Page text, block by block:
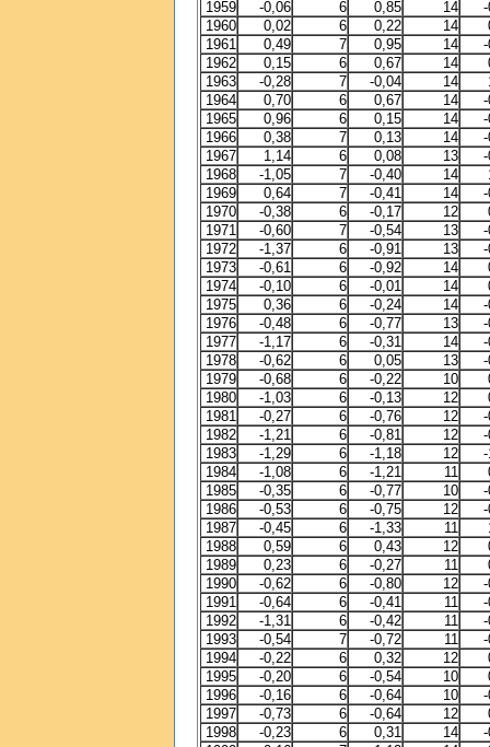
1959
-0,06 6 0,85 14
1960
0,02 6 0,22 14
1961
0,49 7 0,95 14
1962
0,15 6 0,67 14
1963
-0,28 7 -0,04 14
1964
0,70 6 0,67 14
1965
0,96 6 0,15 14
1966
0,38 7 0,13 14
1967
1,14 6 0,08 13
1968
-1,05 7 -0,40 14
1969
0,64 7 -0,41 14
1970
-0,38 6 -0,17 12
1971
-0,60 7 -0,54 13
1972
-1,37 6 -0,91 13
1973
-0,61 6 -0,92 14
1974
-0,10 6 -0,01 14
1975
0,36 6 -0,24 14
1976
-0,48 6 -0,77 13
1977
-1,17 6 -0,31 14
1978
-0,62 6 0,05 13
1979
-0,68 6 -0,22 10
1980
-1,03 6 -0,13 12
1981
-0,27 6 -0,76 12
1982
-1,21 6 -0,81 12
1983
-1,29 6 -1,18 12
1984
-1,08 6 -1,21 11
1985
-0,35 6 -0,77 10
1986
-0,53 6 -0,75 12
1987
-0,45 6 -1,33 11
1988
0,59 6 0,43 12
1989
0,23 6 -0,27 11
1990
-0,62 6 -0,80 12
1991
-0,64 6 -0,41 11
1992
-1,31 6 -0,42 11
1993
-0,54 7 -0,72 11
1994
-0,22 6 0,32 12
1995
-0,20 6 -0,54 10
1996
-0,16 6 -0,64 10
1997
-0,73 6 -0,64 12
1998
-0,23 6 0,31 14